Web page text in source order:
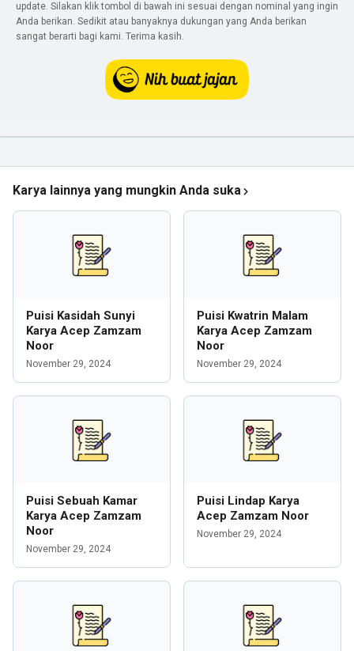
update. Silakan klik tombol di bawah ini sesuai dengan nominal yang ingin
Anda berikan. Sedikit atau banyaknya dukungan yang Anda berikan
sangat berarti bagi kami. Terima kasih.
Karya lainnya yang mungkin Anda suka
Puisi Kasidah Sunyi
Karya Acep Zamzam
Noor
November 29, 2024
Puisi Kwatrin Malam
Karya Acep Zamzam
Noor
November 29, 2024
Puisi Sebuah Kamar
Karya Acep Zamzam
Noor
November 29, 2024
Puisi Lindap Karya
Acep Zamzam Noor
November 29, 2024